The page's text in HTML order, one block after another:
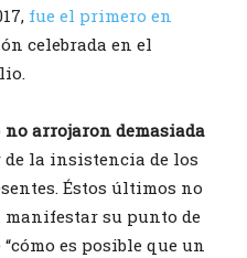
fue el primero en
celebrada en el
no arrojaron demasiada
de la insistencia de los
Éstos últimos no
su punto de
es posible que un